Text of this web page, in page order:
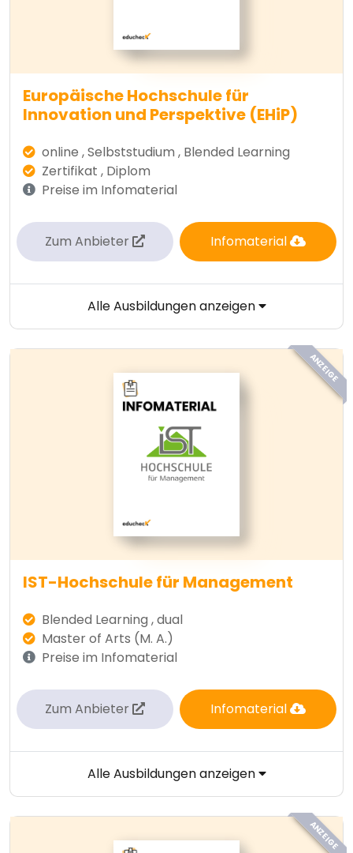
Europäische Hochschule für
Innovation und Perspektive (EHiP)
online , Selbststudium , Blended Learning
Zertifikat , Diplom
Preise im Infomaterial
Zum Anbieter Infomaterial
Alle Ausbildungen anzeigen
ANZEIGE
IST-Hochschule für Management
Blended Learning , dual
Master of Arts (M. A.)
Preise im Infomaterial
Zum Anbieter Infomaterial
Alle Ausbildungen anzeigen
ANZEIGE